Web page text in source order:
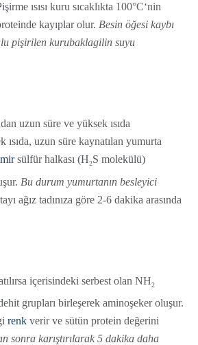
ısısı kuru sıcaklıkta 100°C‘nin
kayıplar olur. Besin öğesi kaybı
pişirilen kurubaklagilin suyu
uzun süre ve yüksek ısıda
uzun süre kaynatılan yumurta
sülfür halkası (H2S molekülü)
Bu durum yumurtanın besleyici
ağız tadınıza göre 2-6 dakika arasında
içerisindeki serbest olan NH2
grupları birleşerek aminoşeker oluşur.
renk verir ve sütün protein değerini
sonra karıştırılarak 5 dakika daha